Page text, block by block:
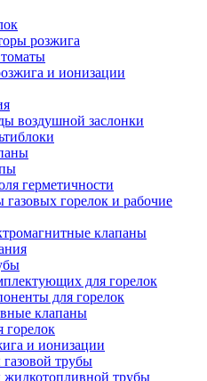
розжига
и ионизации
воздушной заслонки
герметичности
газовых горелок и рабочие
клапаны
для горелок
для горелок
клапаны
горелок
и ионизации
трубы
трубы